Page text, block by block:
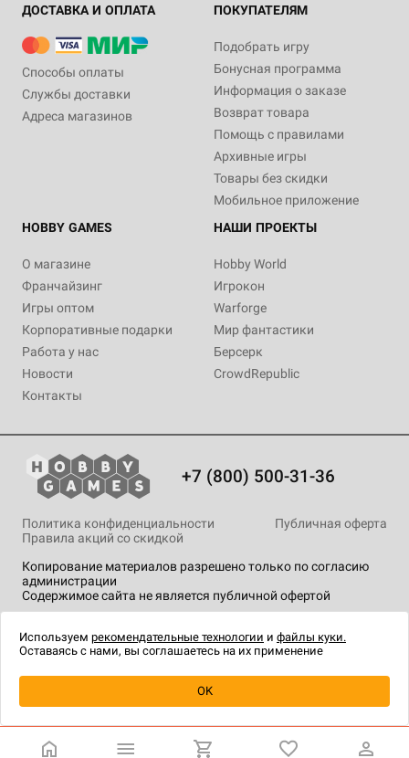
Купить
ДОСТАВКА И ОПЛАТА
Способы оплаты
Службы доставки
Адреса магазинов
ПОКУПАТЕЛЯМ
Подобрать игру
Бонусная программа
Информация о заказе
Возврат товара
Помощь с правилами
Архивные игры
Товары без скидки
Мобильное приложение
HOBBY GAMES
О магазине
Франчайзинг
Игры оптом
Корпоративные подарки
Работа у нас
Новости
Контакты
НАШИ ПРОЕКТЫ
Hobby World
Игрокон
Warforge
Мир фантастики
Берсерк
CrowdRepublic
+7 (800) 500-31-36
Копирование материалов разрешено только по согласию
администрации
Содержимое сайта не является публичной офертой
Политика конфиденциальности
Публичная оферта
Правила акций со скидкой
технологии.
Используем рекомендательные технологии и файлы куки.
Оставаясь с нами, вы соглашаетесь на их применение
OK